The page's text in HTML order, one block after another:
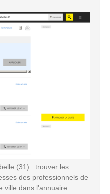
(31) : trouver les
des professionnels de
dans l'annuaire ...